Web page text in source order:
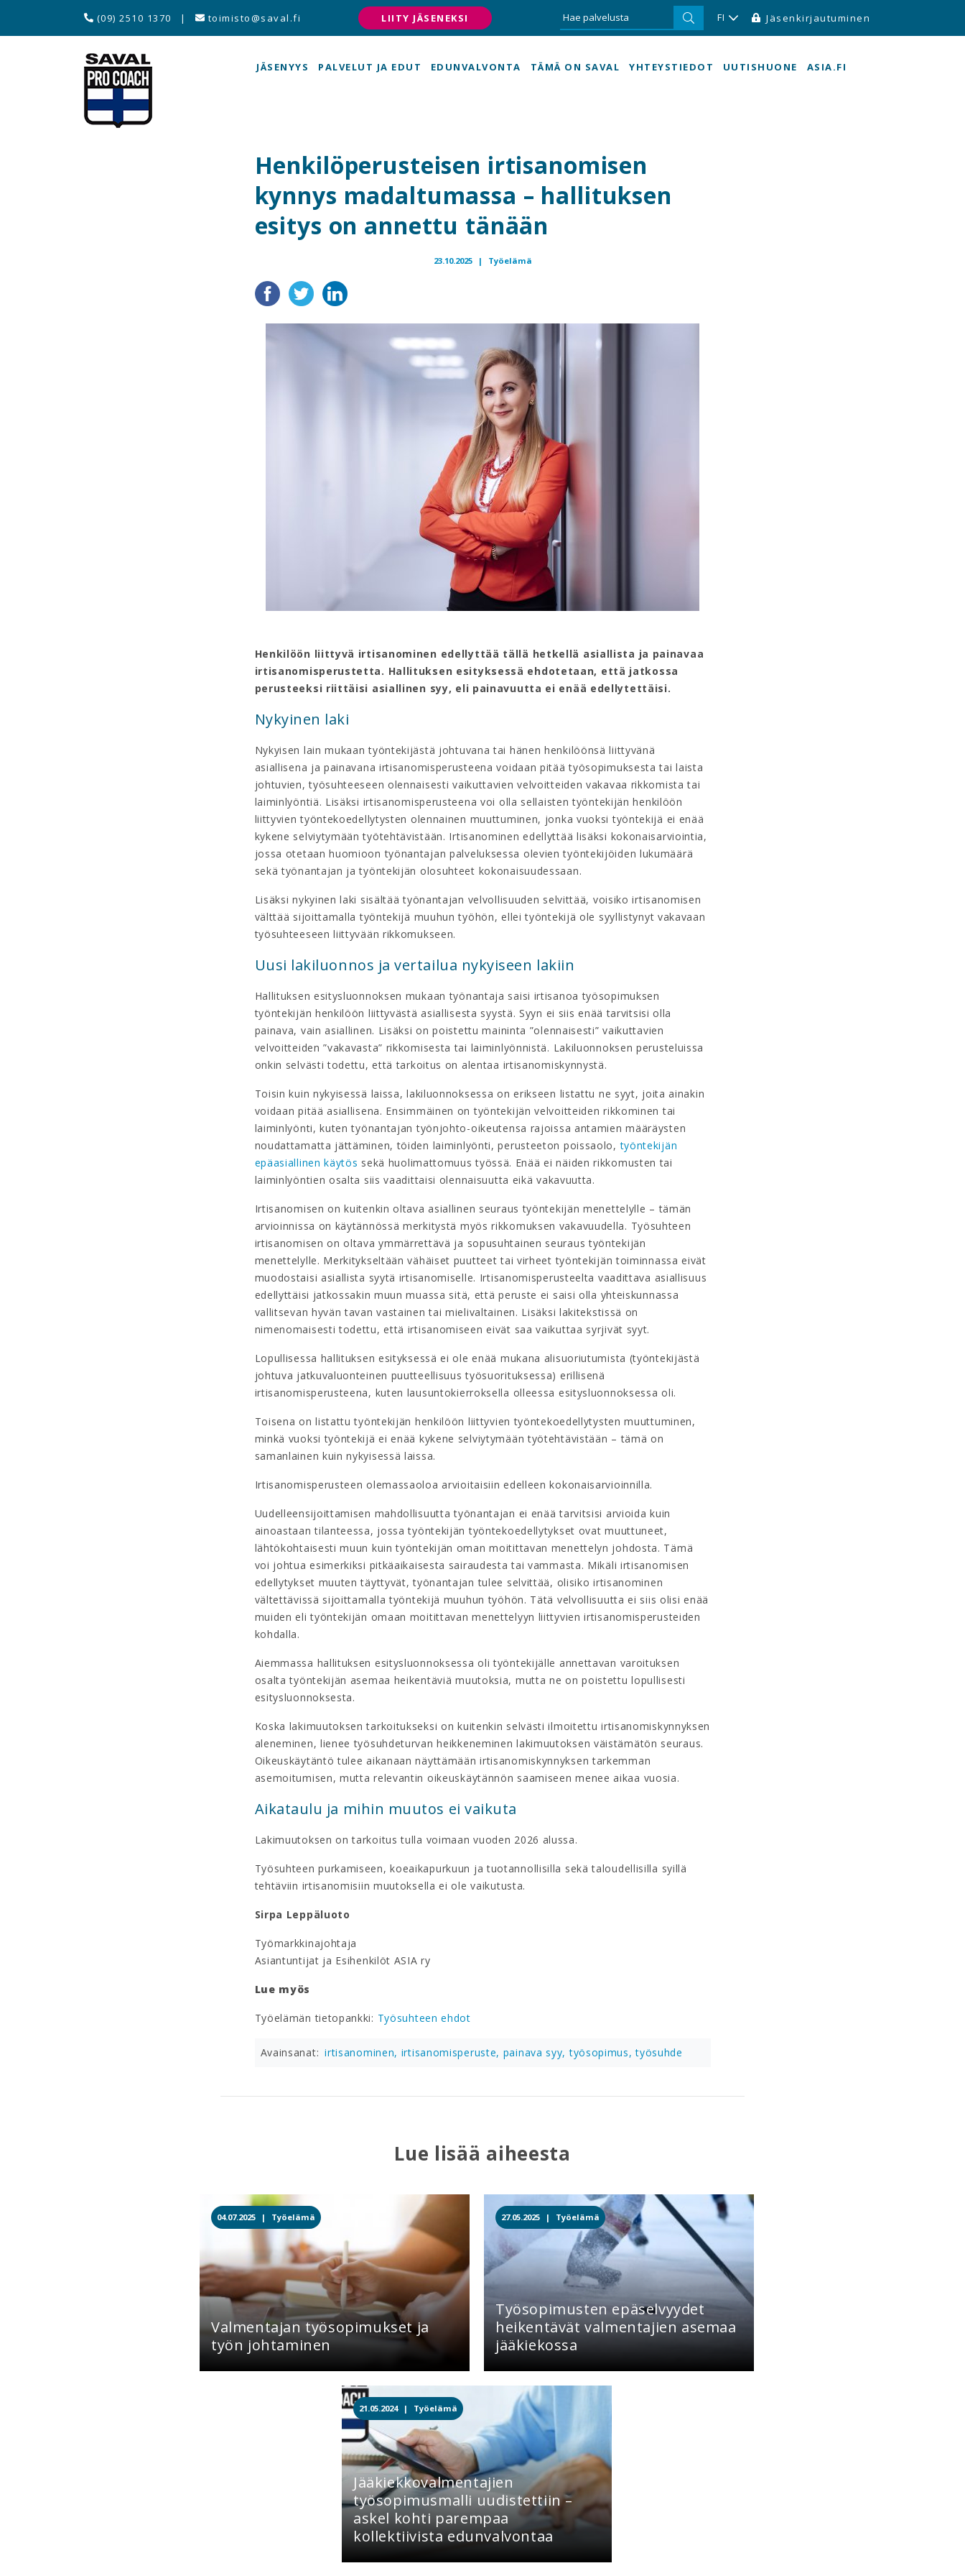
(09) 2510 1370 | toimisto@saval.fi LIITY JÄSENEKSI FI Jäsenkirjautuminen
JÄSENYYS PALVELUT JA EDUT EDUNVALVONTA TÄMÄ ON SAVAL YHTEYSTIEDOT UUTISHUONE ASIA.FI
Henkilöperusteisen irtisanomisen
kynnys madaltumassa – hallituksen
esitys on annettu tänään
23.10.2025 | Työelämä
Henkilöön liittyvä irtisanominen edellyttää tällä hetkellä asiallista ja painavaa
irtisanomisperustetta. Hallituksen esityksessä ehdotetaan, että jatkossa
perusteeksi riittäisi asiallinen syy, eli painavuutta ei enää edellytettäisi.
Nykyinen laki
Nykyisen lain mukaan työntekijästä johtuvana tai hänen henkilöönsä liittyvänä
asiallisena ja painavana irtisanomisperusteena voidaan pitää työsopimuksesta tai laista
johtuvien, työsuhteeseen olennaisesti vaikuttavien velvoitteiden vakavaa rikkomista tai
laiminlyöntiä. Lisäksi irtisanomisperusteena voi olla sellaisten työntekijän henkilöön
liittyvien työntekoedellytysten olennainen muuttuminen, jonka vuoksi työntekijä ei enää
kykene selviytymään työtehtävistään. Irtisanominen edellyttää lisäksi kokonaisarviointia,
jossa otetaan huomioon työnantajan palveluksessa olevien työntekijöiden lukumäärä
sekä työnantajan ja työntekijän olosuhteet kokonaisuudessaan.
Lisäksi nykyinen laki sisältää työnantajan velvollisuuden selvittää, voisiko irtisanomisen
välttää sijoittamalla työntekijä muuhun työhön, ellei työntekijä ole syyllistynyt vakavaan
työsuhteeseen liittyvään rikkomukseen.
Uusi lakiluonnos ja vertailua nykyiseen lakiin
Hallituksen esitysluonnoksen mukaan työnantaja saisi irtisanoa työsopimuksen
työntekijän henkilöön liittyvästä asiallisesta syystä. Syyn ei siis enää tarvitsisi olla
painava, vain asiallinen. Lisäksi on poistettu maininta ”olennaisesti” vaikuttavien
velvoitteiden ”vakavasta” rikkomisesta tai laiminlyönnistä. Lakiluonnoksen perusteluissa
onkin selvästi todettu, että tarkoitus on alentaa irtisanomiskynnystä.
Toisin kuin nykyisessä laissa, lakiluonnoksessa on erikseen listattu ne syyt, joita ainakin
voidaan pitää asiallisena. Ensimmäinen on työntekijän velvoitteiden rikkominen tai
laiminlyönti, kuten työnantajan työnjohto-oikeutensa rajoissa antamien määräysten
noudattamatta jättäminen, töiden laiminlyönti, perusteeton poissaolo,työntekijän
epäasiallinen käytös sekä huolimattomuus työssä. Enää ei näiden rikkomusten tai
laiminlyöntien osalta siis vaadittaisi olennaisuutta eikä vakavuutta.
Irtisanomisen on kuitenkin oltava asiallinen seuraus työntekijän menettelylle – tämän
arvioinnissa on käytännössä merkitystä myös rikkomuksen vakavuudella. Työsuhteen
irtisanomisen on oltava ymmärrettävä ja sopusuhtainen seuraus työntekijän
menettelylle. Merkitykseltään vähäiset puutteet tai virheet työntekijän toiminnassa eivät
muodostaisi asiallista syytä irtisanomiselle. Irtisanomisperusteelta vaadittava asiallisuus
edellyttäisi jatkossakin muun muassa sitä, että peruste ei saisi olla yhteiskunnassa
vallitsevan hyvän tavan vastainen tai mielivaltainen. Lisäksi lakitekstissä on
nimenomaisesti todettu, että irtisanomiseen eivät saa vaikuttaa syrjivät syyt.
Lopullisessa hallituksen esityksessä ei ole enää mukana alisuoriutumista (työntekijästä
johtuva jatkuvaluonteinen puutteellisuus työsuorituksessa) erillisenä
irtisanomisperusteena, kuten lausuntokierroksella olleessa esitysluonnoksessa oli.
Toisena on listattu työntekijän henkilöön liittyvien työntekoedellytysten muuttuminen,
minkä vuoksi työntekijä ei enää kykene selviytymään työtehtävistään – tämä on
samanlainen kuin nykyisessä laissa.
Irtisanomisperusteen olemassaoloa arvioitaisiin edelleen kokonaisarvioinnilla.
Uudelleensijoittamisen mahdollisuutta työnantajan ei enää tarvitsisi arvioida kuin
ainoastaan tilanteessa, jossa työntekijän työntekoedellytykset ovat muuttuneet,
lähtökohtaisesti muun kuin työntekijän oman moitittavan menettelyn johdosta. Tämä
voi johtua esimerkiksi pitkäaikaisesta sairaudesta tai vammasta. Mikäli irtisanomisen
edellytykset muuten täyttyvät, työnantajan tulee selvittää, olisiko irtisanominen
vältettävissä sijoittamalla työntekijä muuhun työhön. Tätä velvollisuutta ei siis olisi enää
muiden eli työntekijän omaan moitittavan menettelyyn liittyvien irtisanomisperusteiden
kohdalla.
Aiemmassa hallituksen esitysluonnoksessa oli työntekijälle annettavan varoituksen
osalta työntekijän asemaa heikentäviä muutoksia, mutta ne on poistettu lopullisesti
esitysluonnoksesta.
Koska lakimuutoksen tarkoitukseksi on kuitenkin selvästi ilmoitettu irtisanomiskynnyksen
aleneminen, lienee työsuhdeturvan heikkeneminen lakimuutoksen väistämätön seuraus.
Oikeuskäytäntö tulee aikanaan näyttämään irtisanomiskynnyksen tarkemman
asemoitumisen, mutta relevantin oikeuskäytännön saamiseen menee aikaa vuosia.
Aikataulu ja mihin muutos ei vaikuta
Lakimuutoksen on tarkoitus tulla voimaan vuoden 2026 alussa.
Työsuhteen purkamiseen, koeaikapurkuun ja tuotannollisilla sekä taloudellisilla syillä
tehtäviin irtisanomisiin muutoksella ei ole vaikutusta.
Sirpa Leppäluoto
Työmarkkinajohtaja
Asiantuntijat ja Esihenkilöt ASIA ry
Lue myös
Työelämän tietopankki: Työsuhteen ehdot
Avainsanat: irtisanominen, irtisanomisperuste, painava syy,työsopimus,työsuhde
Lue lisää aiheesta
04.07.2025 | Työelämä
Valmentajan työsopimukset ja
työn johtaminen
27.05.2025 | Työelämä
Työsopimusten epäselvyydet
heikentävät valmentajien asemaa
jääkiekossa
21.05.2024 | Työelämä
Jääkiekkovalmentajien
työsopimusmalli uudistettiin –
askel kohti parempaa
kollektiivista edunvalvontaa